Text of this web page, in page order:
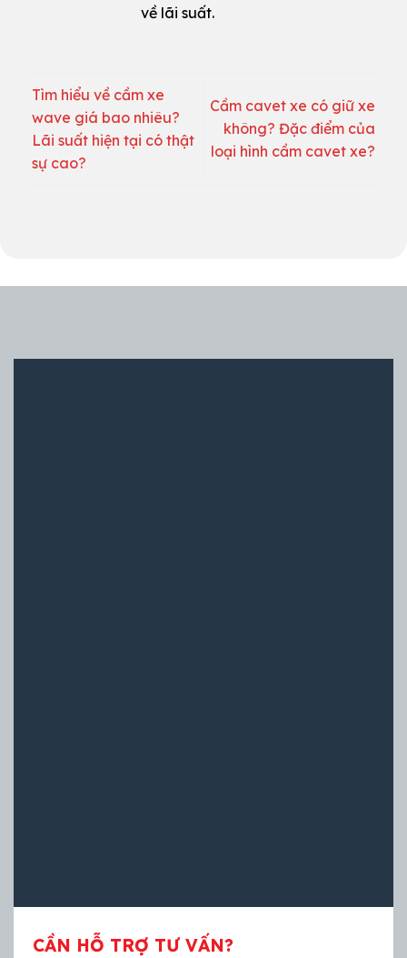
về lãi suất.
Tìm hiểu về cầm xe
wave giá bao nhiêu?
Lãi suất hiện tại có thật
sự cao?
Cầm cavet xe có giữ xe
không? Đặc điểm của
loại hình cầm cavet xe?
CẦN HỖ TRỢ TƯ VẤN?